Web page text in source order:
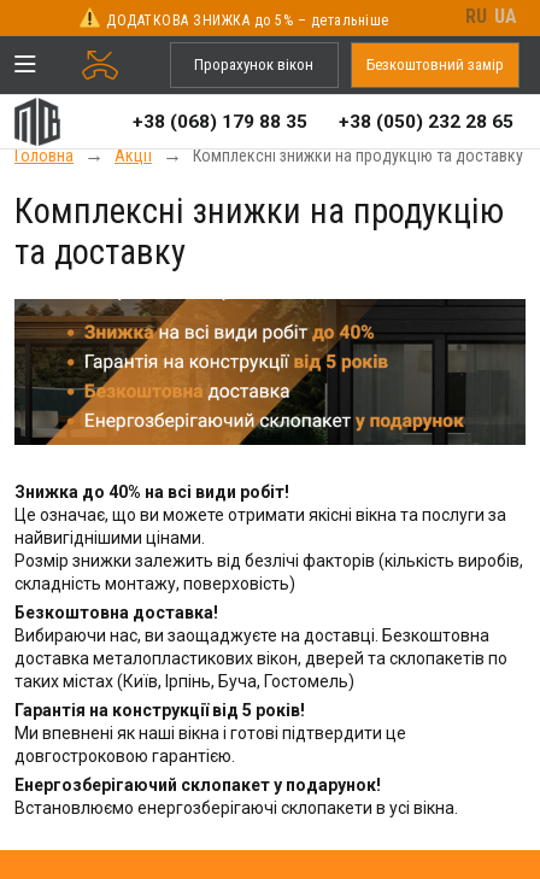
ДОДАТКОВА ЗНИЖКА до 5% – детальніше RU UA
Прорахунок вікон Безкоштовний замір
+38 (068) 179 88 35 +38 (050) 232 28 65
Головна → Акції → Комплексні знижки на продукцію та доставку
Комплексні знижки на продукцію
та доставку
Знижка до 40% на всі види робіт!
Це означає, що ви можете отримати якісні вікна та послуги за
найвигіднішими цінами.
Розмір знижки залежить від безлічі факторів (кількість виробів,
складність монтажу, поверховість)
Безкоштовна доставка!
Вибираючи нас, ви заощаджуєте на доставці. Безкоштовна
доставка металопластикових вікон, дверей та склопакетів по
таких містах (Київ, Ірпінь, Буча, Гостомель)
Гарантія на конструкції від 5 років!
Ми впевнені як наші вікна і готові підтвердити це
довгостроковою гарантією.
Енергозберігаючий склопакет у подарунок!
Встановлюємо енергозберігаючі склопакети в усі вікна.